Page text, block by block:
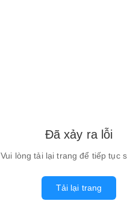
Đã xảy ra lỗi
Vui lòng tải lại trang để tiếp tục
Tải lại trang